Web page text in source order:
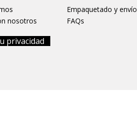
nosotros
Empaquetado y envío
FAQs
privacidad